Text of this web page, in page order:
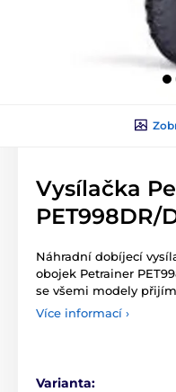
Vysílačka
PET998DR/
Náhradní dobíjecí
obojek Petrainer
se všemi modely
Více informací ›
Varianta: